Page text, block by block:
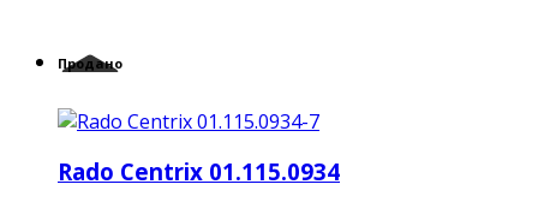
Продано
Rado Centrix 01.115.0934